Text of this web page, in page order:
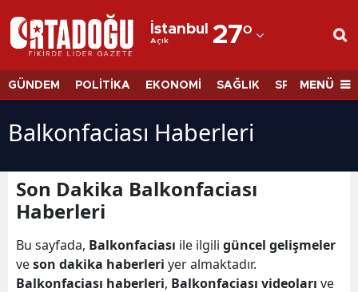
İstanbul
Açık 27°
Adana
Adıyaman
Ağrı
Amasya
Antalya
Artvin
GÜNDEM POLİTİKA EKONOMİ SAĞLIK SPORMENÜ
Balkonfaciası Haberleri
Son Dakika Balkonfaciası
Haberleri
Bu sayfada, Balkonfaciası ile ilgili güncel gelişmeler
veson dakika haberleri yer almaktadır.
Balkonfaciası haberleri, Balkonfaciası videoları ve